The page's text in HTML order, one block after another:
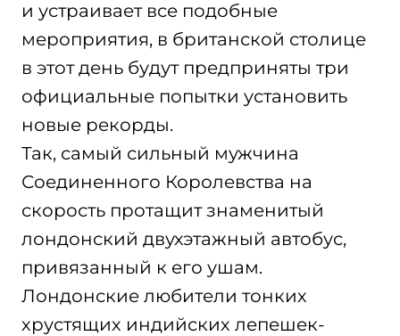
и устраивает все подобные
мероприятия, в британской столице
в этот день будут предприняты три
официальные попытки установить
новые рекорды.
Так, самый сильный мужчина
Соединенного Королевства на
скорость протащит знаменитый
лондонский двухэтажный автобус,
привязанный к его ушам.
Лондонские любители тонких
хрустящих индийских лепешек-